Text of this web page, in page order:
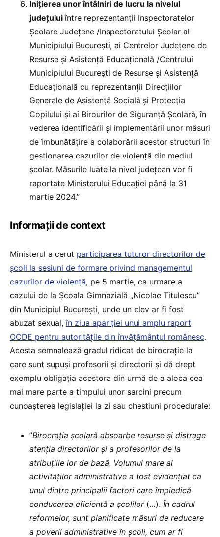
Iniţierea unor întâlniri de lucru la nivelul
judeţuluiîntre reprezentanţii Inspectoratelor
Şcolare Judeţene /Inspectoratului Școlar al
Municipiului București, ai Centrelor Judeţene de
Resurse şi Asistență Educaţională /Centrului
Municipiului Bucureşti de Resurse și Asistență
Educaţională cu reprezentanţii Direcţiilor
Generale de Asistenţă Socială și Protecţia
Copilului și ai Birourilor de Siguranță Școlară, în
vederea identificării şi implementării unor măsuri
de îmbunătăţire a colaborării acestor structuri în
gestionarea cazurilor de violență din mediul
școlar. Măsurile luate la nivel județean vor fi
raportate Ministerului Educaţiei până la 31
martie 2024.”
Informații de context
Ministerul a cerut participarea tuturor directorilor de
școli la sesiuni de formare privind managementul
cazurilor de violență, pe 5 martie, ca urmare a
cazului de la Școala Gimnazială „Nicolae Titulescu”
din Municipiul București, unde un elev ar fi fost
abuzat sexual,în ziua apariției unui amplu raport
OCDE pentru autoritățile din învățământul românesc.
Acesta semnalează gradul ridicat de birocrație la
care sunt supuși profesorii și directorii și dă drept
exemplu obligația acestora din urmă de a aloca cea
mai mare parte a timpului unor sarcini precum
cunoașterea legislației la zi sau chestiuni procedurale:
”Birocrația școlară absoarbe resurse și distrage
atenția directorilor și a profesorilor de la
atribuțiile lor de bază. Volumul mare al
activităților administrative a fost evidențiat ca
unul dintre principalii factori care împiedică
conducerea eficientă a școlilor(…). În cadrul
reformelor, sunt planificate măsuri de reducere
a poverii administrative în școli, cum ar fi